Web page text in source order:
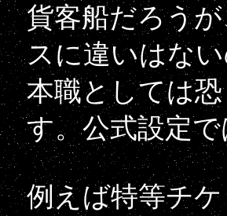
貨客船だろう
スに違いはな
本職としては
す。公式設定
例えば特等チ